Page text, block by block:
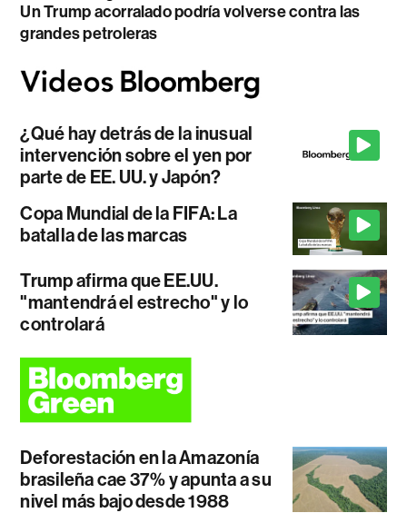
Un Trump acorralado podría volverse contra las
grandes petroleras
¿Qué hay detrás de la inusual
intervención sobre el yen por
parte de EE. UU. y Japón?
Copa Mundial de la FIFA: La
batalla de las marcas
Trump afirma que EE.UU.
"mantendrá el estrecho" y lo
controlará
Deforestación en la Amazonía
brasileña cae 37% y apunta a su
nivel más bajo desde 1988